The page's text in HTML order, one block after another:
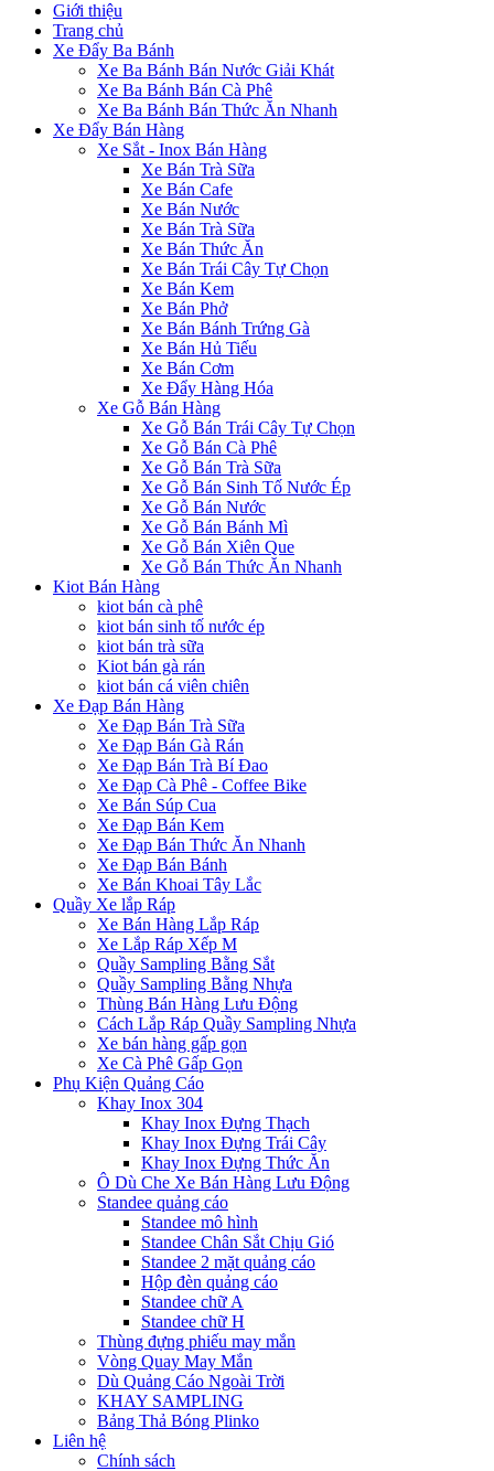
Giới thiệu
Trang chủ
Xe Đẩy Ba Bánh
Xe Ba Bánh Bán Nước Giải Khát
Xe Ba Bánh Bán Cà Phê
Xe Ba Bánh Bán Thức Ăn Nhanh
Xe Đẩy Bán Hàng
Xe Sắt - Inox Bán Hàng
Xe Bán Trà Sữa
Xe Bán Cafe
Xe Bán Nước
Xe Bán Trà Sữa
Xe Bán Thức Ăn
Xe Bán Trái Cây Tự Chọn
Xe Bán Kem
Xe Bán Phở
Xe Bán Bánh Trứng Gà
Xe Bán Hủ Tiếu
Xe Bán Cơm
Xe Đẩy Hàng Hóa
Xe Gỗ Bán Hàng
Xe Gỗ Bán Trái Cây Tự Chọn
Xe Gỗ Bán Cà Phê
Xe Gỗ Bán Trà Sữa
Xe Gỗ Bán Sinh Tố Nước Ép
Xe Gỗ Bán Nước
Xe Gỗ Bán Bánh Mì
Xe Gỗ Bán Xiên Que
Xe Gỗ Bán Thức Ăn Nhanh
Kiot Bán Hàng
kiot bán cà phê
kiot bán sinh tố nước ép
kiot bán trà sữa
Kiot bán gà rán
kiot bán cá viên chiên
Xe Đạp Bán Hàng
Xe Đạp Bán Trà Sữa
Xe Đạp Bán Gà Rán
Xe Đạp Bán Trà Bí Đao
Xe Đạp Cà Phê - Coffee Bike
Xe Bán Súp Cua
Xe Đạp Bán Kem
Xe Đạp Bán Thức Ăn Nhanh
Xe Đạp Bán Bánh
Xe Bán Khoai Tây Lắc
Quầy Xe lắp Ráp
Xe Bán Hàng Lắp Ráp
Xe Lắp Ráp Xếp M
Quầy Sampling Bằng Sắt
Quầy Sampling Bằng Nhựa
Thùng Bán Hàng Lưu Động
Cách Lắp Ráp Quầy Sampling Nhựa
Xe bán hàng gấp gọn
Xe Cà Phê Gấp Gọn
Phụ Kiện Quảng Cáo
Khay Inox 304
Khay Inox Đựng Thạch
Khay Inox Đựng Trái Cây
Khay Inox Đựng Thức Ăn
Ô Dù Che Xe Bán Hàng Lưu Động
Standee quảng cáo
Standee mô hình
Standee Chân Sắt Chịu Gió
Standee 2 mặt quảng cáo
Hộp đèn quảng cáo
Standee chữ A
Standee chữ H
Thùng đựng phiếu may mắn
Vòng Quay May Mắn
Dù Quảng Cáo Ngoài Trời
KHAY SAMPLING
Bảng Thả Bóng Plinko
Liên hệ
Chính sách